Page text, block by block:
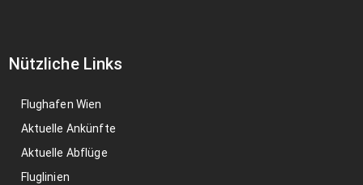
Nützliche Links
Flughafen Wien
Aktuelle Ankünfte
Aktuelle Abflüge
Fluglinien